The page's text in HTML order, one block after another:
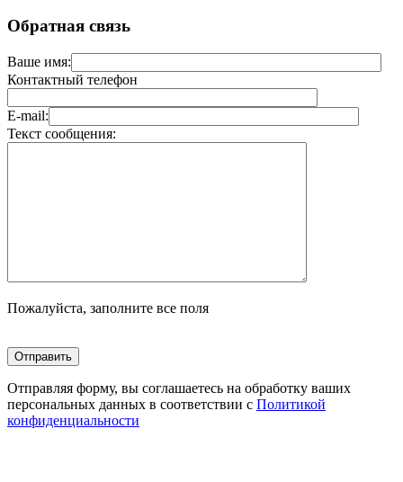
Обратная связь
Ваше имя:
Контактный телефон
E-mail:
Текст сообщения:
Пожалуйста, заполните все поля
Отправляя форму, вы соглашаетесь на обработку ваших
персональных данных в соответствии с Политикой
конфиденциальности